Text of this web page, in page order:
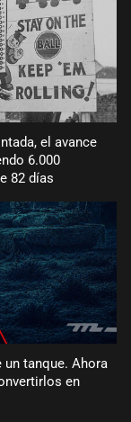
el avance
6.000
82 días
un tanque. Ahora
en